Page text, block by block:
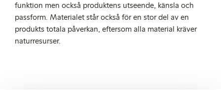
funktion men också produktens utseende, känsla och
passform. Materialet står också för en stor del av en
produkts totala påverkan, eftersom alla material kräver
naturresurser.